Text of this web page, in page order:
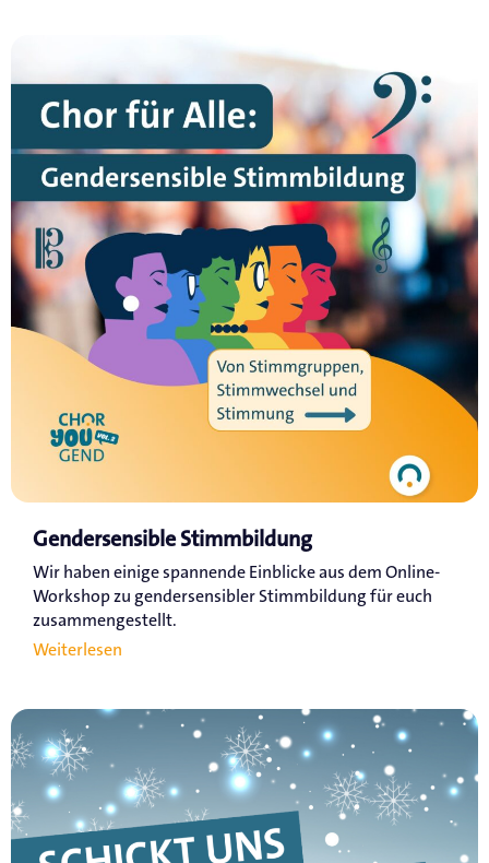
Gendersensible Stimmbildung
Wir haben einige spannende Einblicke aus dem Online-
Workshop zu gendersensibler Stimmbildung für euch
zusammengestellt.
Weiterlesen